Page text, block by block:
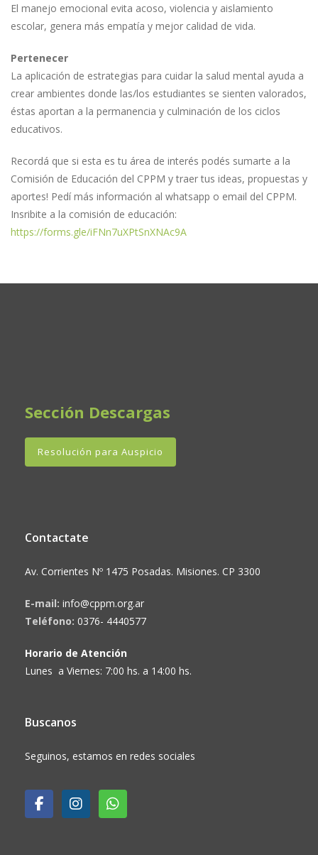
El manejo emocional evita acoso, violencia y aislamiento
escolar, genera más empatía y mejor calidad de vida.
Pertenecer
La aplicación de estrategias para cuidar la salud mental ayuda a
crear ambientes donde las/los estudiantes se sienten valorados,
éstas aportan a la permanencia y culminación de los ciclos
educativos.
Recordá que si esta es tu área de interés podés sumarte a la
Comisión de Educación del CPPM y traer tus ideas, propuestas y
aportes! Pedí más información al whatsapp o email del CPPM.
Insribite a la comisión de educación:
https://forms.gle/iFNn7uXPtSnXNAc9A
Sección Descargas
Resolución para Auspicio
Contactate
Av. Corrientes Nº 1475 Posadas. Misiones. CP 3300
E-mail: info@cppm.org.ar
Teléfono: 0376- 4440577
Horario de Atención
Lunes a Viernes: 7:00 hs. a 14:00 hs.
Buscanos
Seguinos, estamos en redes sociales